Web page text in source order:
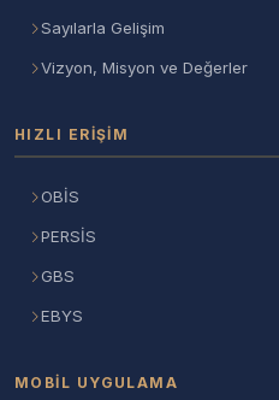
Sayılarla Gelişim
Vizyon, Misyon ve Değerler
HIZLI ERIŞIM
OBİS
PERSİS
GBS
EBYS
MOBIL UYGULAMA